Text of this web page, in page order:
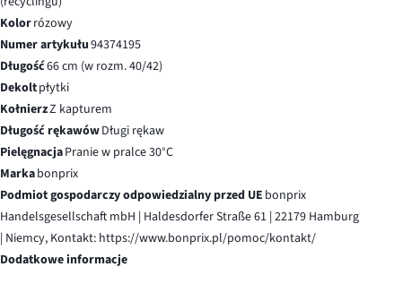
Kolorrózowy
Numer artykułu94374195
Długość66 cm (w rozm. 40/42)
Dekoltpłytki
KołnierzZ kapturem
Długość rękawówDługi rękaw
PielęgnacjaPranie w pralce 30°C
Markabonprix
Podmiot gospodarczy odpowiedzialny przed UE bonprix
Handelsgesellschaft mbH | Haldesdorfer Straße 61 | 22179 Hamburg
| Niemcy, Kontakt: https://www.bonprix.pl/pomoc/kontakt/
Dodatkowe informacje